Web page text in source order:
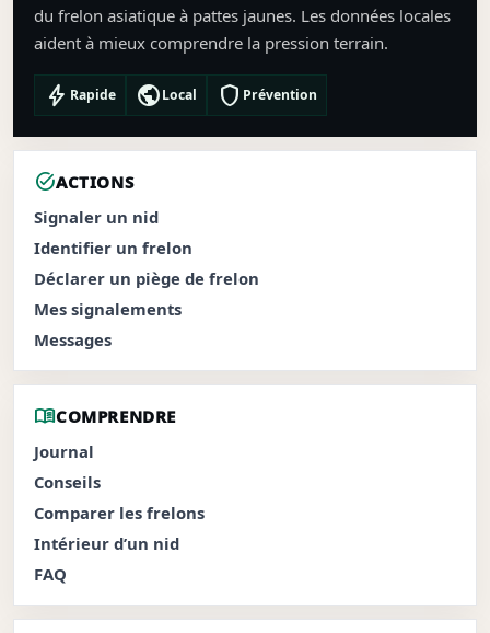
du frelon asiatique à pattes jaunes. Les données locales
aident à mieux comprendre la pression terrain.
bolt Rapide publicLocal shield Prévention
task_altACTIONS
Signaler un nid
Identifier un frelon
Déclarer un piège de frelon
Mes signalements
Messages
menu_bookCOMPRENDRE
Journal
Conseils
Comparer les frelons
Intérieur d’un nid
FAQ